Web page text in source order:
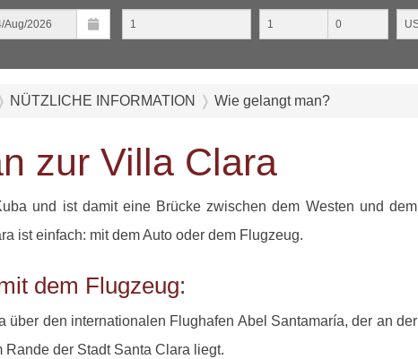
NÜTZLICHE INFORMATION Wie gelangt man?
zur Villa Clara
und ist damit eine Brücke zwischen dem Westen und dem
ist einfach: mit dem Auto oder dem Flugzeug.
dem Flugzeug:
über den internationalen Flughafen Abel Santamaría, der an der
der Stadt Santa Clara liegt.